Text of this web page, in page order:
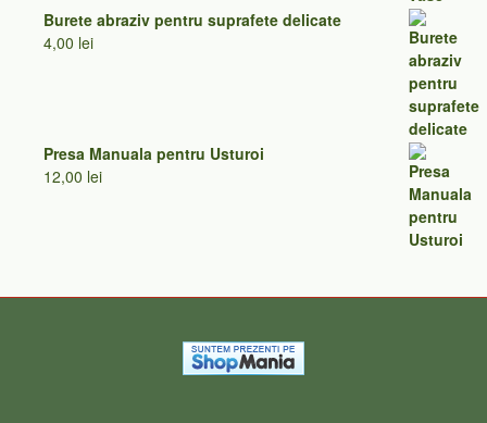
Burete abraziv pentru suprafete delicate
4,00 lei
Presa Manuala pentru Usturoi
12,00 lei